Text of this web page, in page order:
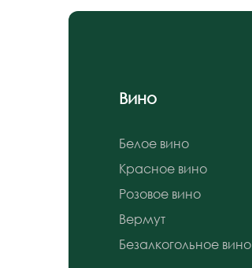
Вино
Белое вино
Красное вино
Розовое вино
Вермут
Безалкогольное вино